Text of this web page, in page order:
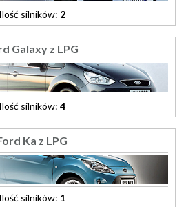
Ilość silników: 2
Galaxy z LPG
Ilość silników: 4
Ka z LPG
Ilość silników: 1